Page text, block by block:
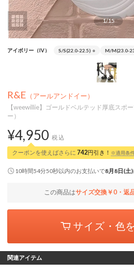
1/15
アイボリー（IV） S/S(22.0-22.5) ○ M/M(23.0-
R&E （アールアンドイー）
【weewillie】ゴールドベルテッド厚底スポ
ー）
¥4,950 税込
クーポンを使えばさらに 742円引き！ ※適用条
10時間54分50秒以内のお支払いで8月8日(土)
この商品はサイズ交換￥0・返
サイズ・色
関連アイテム